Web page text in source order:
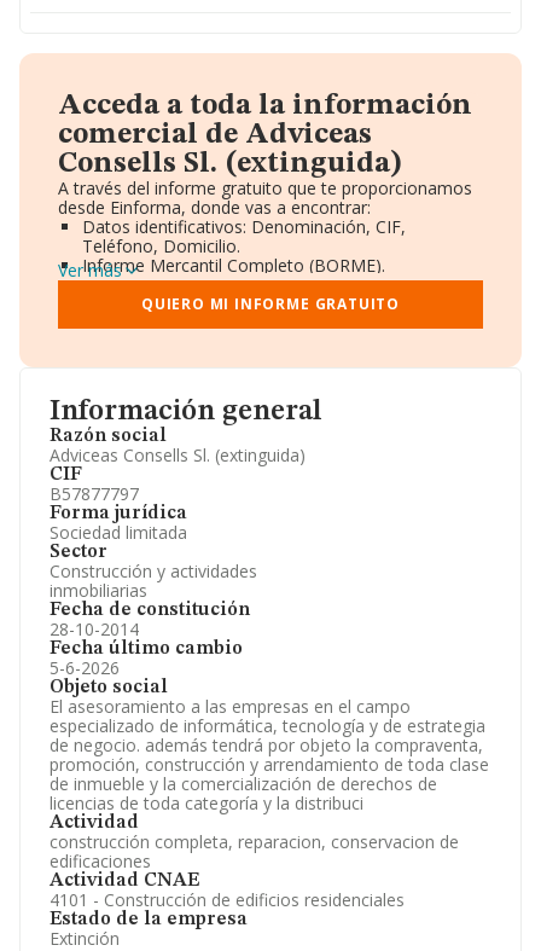
Información general
Razón social
Adviceas Consells Sl. (extinguida)
CIF
B57877797
Forma jurídica
Sociedad limitada
Sector
Construcción y actividades
inmobiliarias
Fecha de constitución
28-10-2014
Fecha último cambio
5-6-2026
Objeto social
El asesoramiento a las empresas en el campo
especializado de informática, tecnología y de estrategia
de negocio. además tendrá por objeto la compraventa,
promoción, construcción y arrendamiento de toda clase
de inmueble y la comercialización de derechos de
licencias de toda categoría y la distribuci
Actividad
construcción completa, reparacion, conservacion de
edificaciones
Actividad CNAE
4101 - Construcción de edificios residenciales
Estado de la empresa
Extinción
Acceda a toda la información
comercial de Adviceas
Consells Sl. (extinguida)
A través del informe gratuito que te proporcionamos
desde Einforma, donde vas a encontrar:
Datos identificativos: Denominación, CIF,
Teléfono, Domicilio.
Informe Mercantil Completo (BORME).
Gráficos de Evolución Ventas y Empleados.
Consejo de Administración y Administradores.
Directivos y Ejecutivos.
Información oficial y registral complementaria.
Ver más
QUIERO MI INFORME GRATUITO